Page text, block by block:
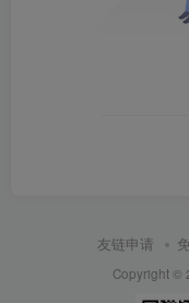
友链申请
Copyright ©